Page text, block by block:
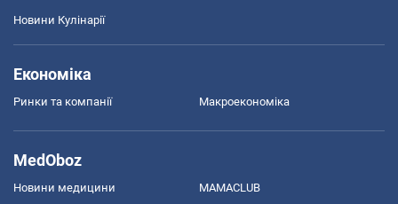
Новини Кулінарії
Економіка
Ринки та компанії Макроекономіка
MedOboz
Новини медицини MAMACLUB